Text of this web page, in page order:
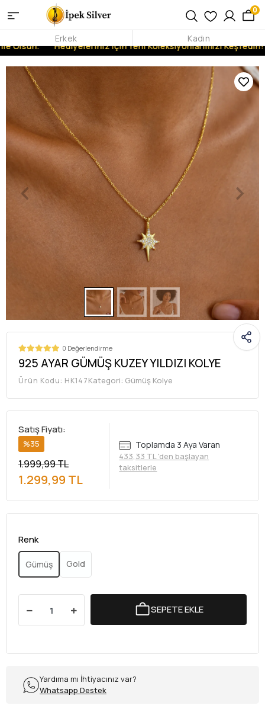
Olsun. Hediyeleriniz İçin Yeni Koleksiyonlarımızı Keşfedin!
0
Erkek Kadın
0 Değerlendirme
925 AYAR GÜMÜŞ KUZEY YILDIZI KOLYE
Ürün Kodu: HK147Kategori: Gümüş Kolye
Satış Fiyatı:
%35
1.999,99 TL
1.299,99 TL
Toplamda 3 Aya Varan
433,33 TL 'den başlayan
taksitlerle
Renk
Gümüş Gold
SEPETE EKLE
Yardıma mı İhtiyacınız var?
Whatsapp Destek